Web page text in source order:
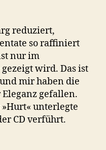
reduziert,
so raffiniert
nur im
gezeigt wird. Das ist
mir haben die
gefallen.
»Hurt« unterlegte
CD verführt.